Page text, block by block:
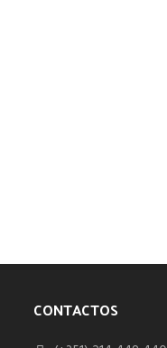
CONTACTOS